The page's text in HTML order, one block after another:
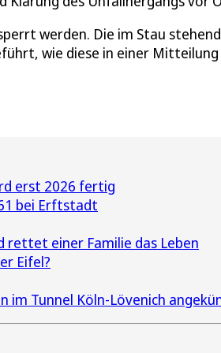
werden. Die im Stau
wie diese in einer Mitteilung
erst 2026 fertig
bei Erftstadt
rettet einer Familie das Leben
Eifel?
im Tunnel Köln-Lövenich